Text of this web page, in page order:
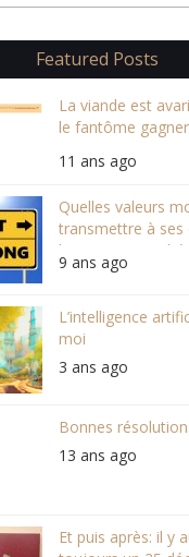
Featured Posts
La viande est
le fantôme
11 ans ago
Quelles valeurs
transmettre à ses
lorsqu’on est athée
9 ans ago
L’intelligence
moi
3 ans ago
Bonnes
13 ans ago
Et puis après: il y